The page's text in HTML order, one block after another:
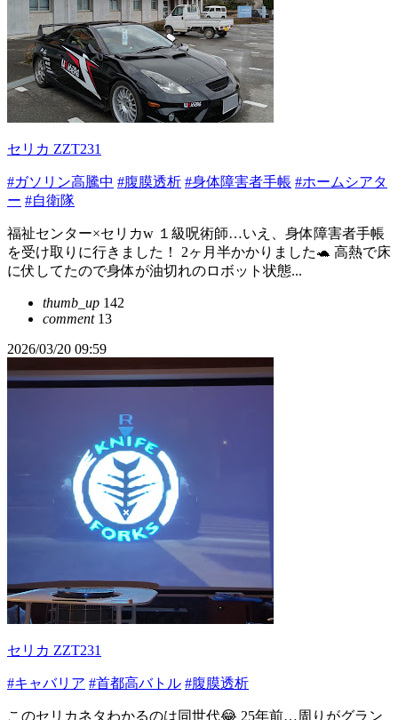
セリカ ZZT231
#ガソリン高騰中 #腹膜透析 #身体障害者手帳 #ホームシアタ
ー #自衛隊
福祉センター×セリカw １級呪術師…いえ、身体障害者手帳
を受け取りに行きました！ 2ヶ月半かかりました🐢 高熱で床
に伏してたので身体が油切れのロボット状態...
thumb_up 142
comment13
2026/03/20 09:59
セリカ ZZT231
#キャバリア #首都高バトル #腹膜透析
このセリカネタわかるのは同世代😂 25年前…周りがグラン